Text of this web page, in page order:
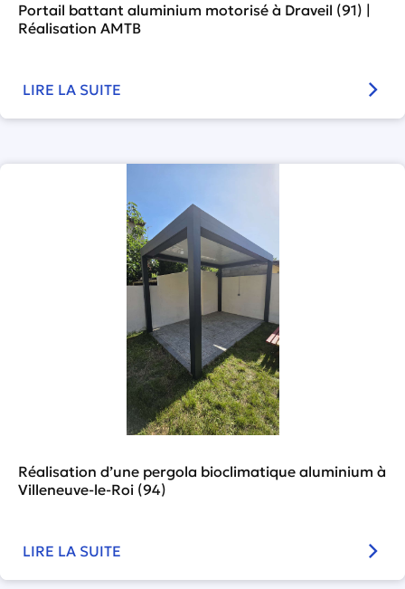
Portail battant aluminium motorisé à Draveil (91) |
Réalisation AMTB
LIRE LA SUITE
Réalisation d’une pergola bioclimatique aluminium à
Villeneuve-le-Roi (94)
LIRE LA SUITE